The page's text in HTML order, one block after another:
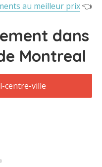
au meilleur prix👈
dans
Montreal